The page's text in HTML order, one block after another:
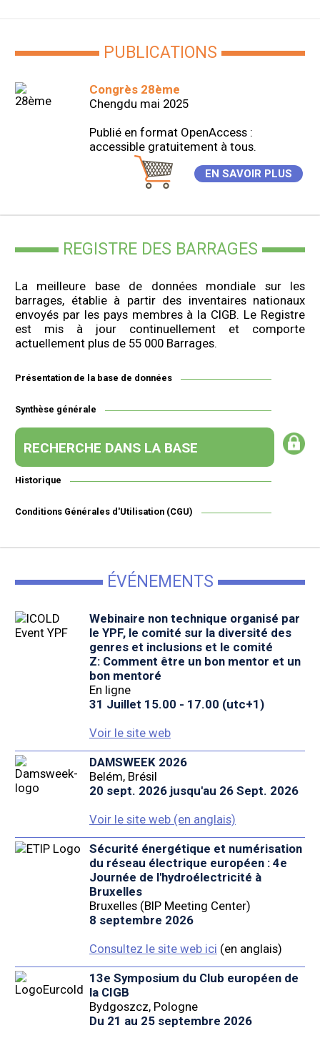
PUBLICATIONS
Congrès 28ème
Chengdu mai 2025
Publié en format OpenAccess :
accessible gratuitement à tous.
EN SAVOIR PLUS
REGISTRE DES BARRAGES
La meilleure base de données mondiale sur les
barrages, établie à partir des inventaires nationaux
envoyés par les pays membres à la CIGB. Le Registre
est mis à jour continuellement et comporte
actuellement plus de 55 000 Barrages.
Présentation de la base de données
Synthèse générale
RECHERCHE DANS LA BASE
Historique
Conditions Générales d'Utilisation (CGU)
ÉVÉNEMENTS
Webinaire non technique organisé par
le YPF, le comité sur la diversité des
genres et inclusions et le comité
Z: Comment être un bon mentor et un
bon mentoré
En ligne
31 Juillet 15.00 - 17.00 (utc+1)
Voir le site web
DAMSWEEK 2026
Belém, Brésil
20 sept. 2026 jusqu'au 26 Sept. 2026
Voir le site web (en anglais)
Sécurité énergétique et numérisation
du réseau électrique européen : 4e
Journée de l'hydroélectricité à
Bruxelles
Bruxelles (BIP Meeting Center)
8 septembre 2026
Consultez le site web ici (en anglais)
13e Symposium du Club européen de
la CIGB
Bydgoszcz, Pologne
Du 21 au 25 septembre 2026